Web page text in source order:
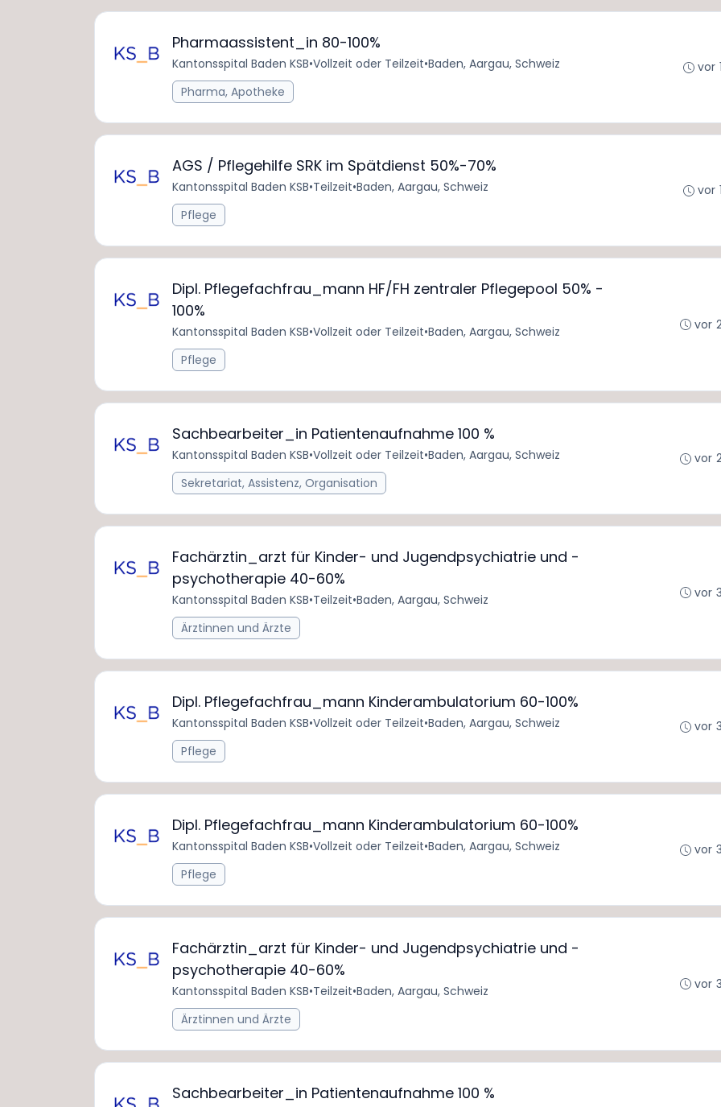
Pharmaassistent_in 80-100%
Kantonsspital Baden KSB•Vollzeit oder Teilzeit•Baden, Aargau, Schweiz
Pharma, Apotheke
vor
AGS / Pflegehilfe SRK im Spätdienst 50%-70%
Kantonsspital Baden KSB•Teilzeit•Baden, Aargau, Schweiz
Pflege
vor
Dipl. Pflegefachfrau_mann HF/FH zentraler Pflegepool 50% -
100%
Kantonsspital Baden KSB•Vollzeit oder Teilzeit•Baden, Aargau, Schweiz
Pflege
vor
Sachbearbeiter_in Patientenaufnahme 100 %
Kantonsspital Baden KSB•Vollzeit oder Teilzeit•Baden, Aargau, Schweiz
Sekretariat, Assistenz, Organisation
vor
Fachärztin_arzt für Kinder- und Jugendpsychiatrie und -
psychotherapie 40-60%
Kantonsspital Baden KSB•Teilzeit•Baden, Aargau, Schweiz
Ärztinnen und Ärzte
vor
Dipl. Pflegefachfrau_mann Kinderambulatorium 60-100%
Kantonsspital Baden KSB•Vollzeit oder Teilzeit•Baden, Aargau, Schweiz
Pflege
vor
Dipl. Pflegefachfrau_mann Kinderambulatorium 60-100%
Kantonsspital Baden KSB•Vollzeit oder Teilzeit•Baden, Aargau, Schweiz
Pflege
vor
Fachärztin_arzt für Kinder- und Jugendpsychiatrie und -
psychotherapie 40-60%
Kantonsspital Baden KSB•Teilzeit•Baden, Aargau, Schweiz
Ärztinnen und Ärzte
vor
Sachbearbeiter_in Patientenaufnahme 100 %